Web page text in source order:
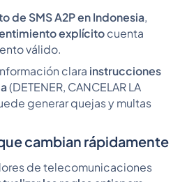
de SMS A2P en Indonesia,
explícitocuenta
válido.
clara instrucciones
(DETENER, CANCELAR LA
generar quejas y multas
cambian rápidamente
de telecomunicaciones